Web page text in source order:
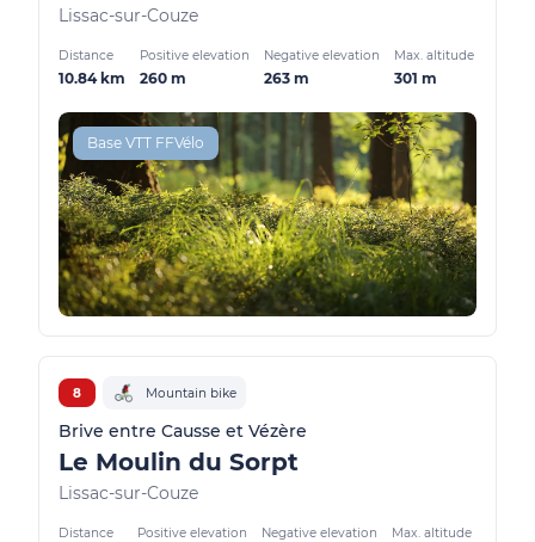
Lissac-sur-Couze
Distance
10.84 km
Positive elevation
260 m
Negative elevation
263 m
Max. altitude
301 m
Base VTT FFVélo
8 Mountain bike
Brive entre Causse et Vézère
Le Moulin du Sorpt
Lissac-sur-Couze
Distance Positive elevation Negative elevation Max. altitude